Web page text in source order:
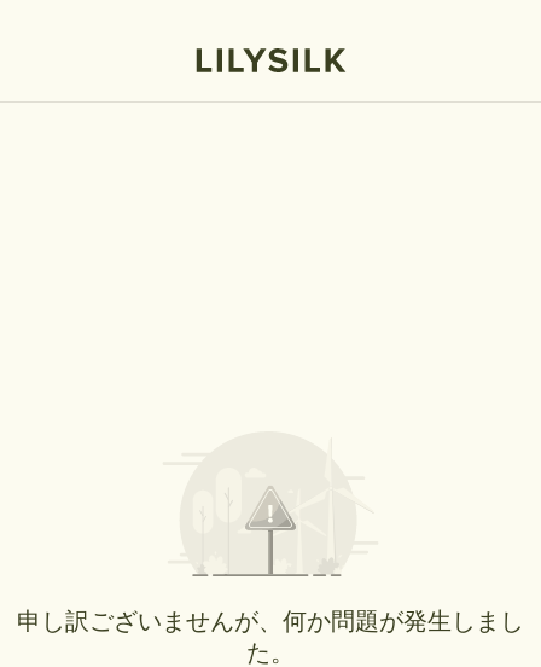
申し訳ございませんが、何か問題が発生しまし
た。